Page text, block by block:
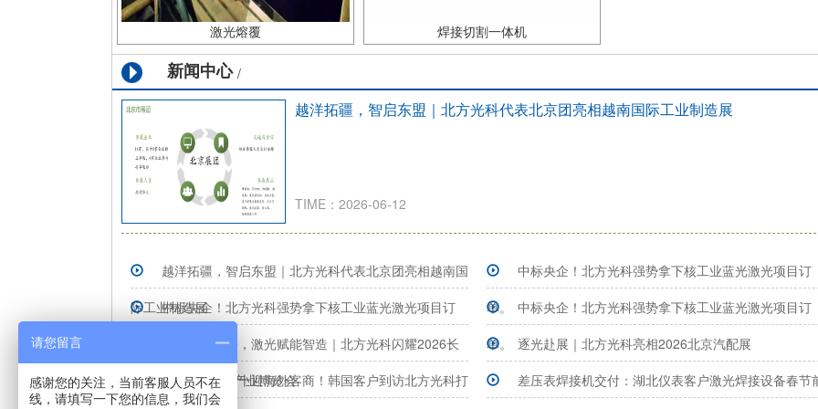
激光熔覆 焊接切割一体机
新闻中心 /
越洋拓疆，智启东盟｜北方光科代表北京团亮相越南国际工业制造展
TIME：2026-06-12
越洋拓疆，智启东盟｜北方光科代表北京团亮相越南国
际工业制造展
中标央企！北方光科强势拿下核工业蓝光激光项目订
单。
中标央企！北方光科强势拿下核工业蓝光激光项目订
中标央企！北方光科强势拿下核工业蓝光激光项目订
单。
智联仪表之乡，激光赋能智造｜北方光科闪耀2026长
三角国际智能仪表产业博览会
逐光赴展｜北方光科亮相2026北京汽配展
喜报｜大年初十迎海外客商！韩国客户到访北方光科打
差压表焊接机交付：湖北仪表客户激光焊接设备春节
请您留言
感谢您的关注，当前客服人员不在
线，请填写一下您的信息，我们会